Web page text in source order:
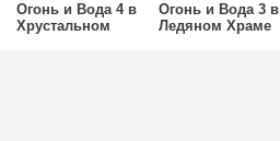
Огонь и Вода 4 в
Хрустальном
Огонь и Вода 3 в
Ледяном Храме